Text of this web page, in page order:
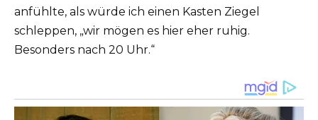
anfühlte, als würde ich einen Kasten Ziegel
schleppen, „wir mögen es hier eher ruhig.
Besonders nach 20 Uhr.“